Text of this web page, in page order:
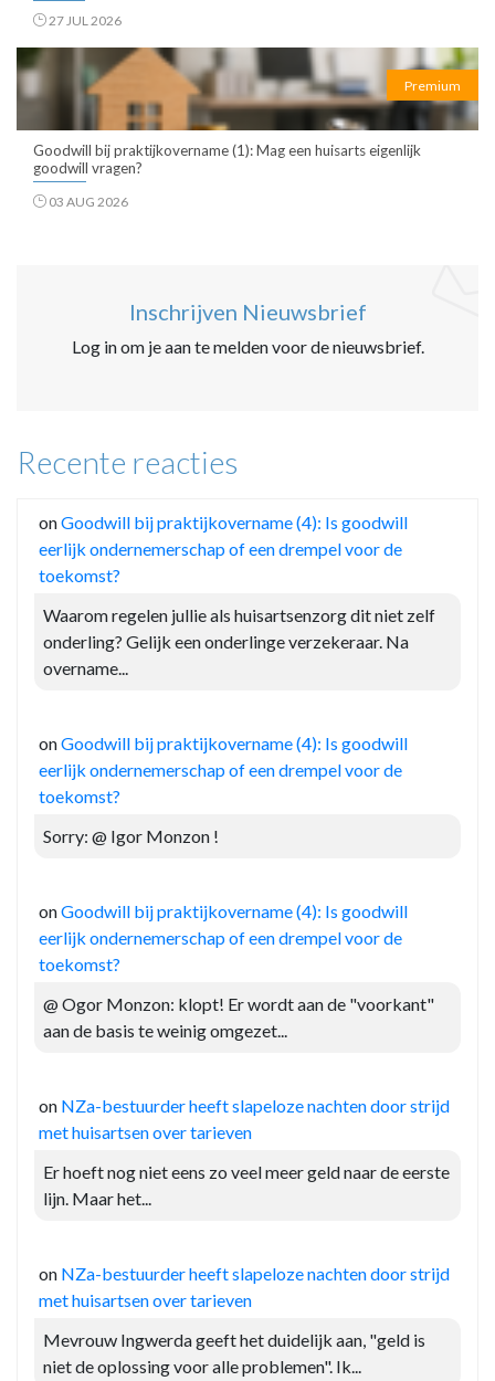
27 JUL 2026
Premium
Goodwill bij praktijkovername (1): Mag een huisarts eigenlijk
goodwill vragen?
03 AUG 2026
Inschrijven Nieuwsbrief
Log in om je aan te melden voor de nieuwsbrief.
Recente reacties
onGoodwill bij praktijkovername (4): Is goodwill
eerlijk ondernemerschap of een drempel voor de
toekomst?
Waarom regelen jullie als huisartsenzorg dit niet zelf
onderling? Gelijk een onderlinge verzekeraar. Na
overname...
onGoodwill bij praktijkovername (4): Is goodwill
eerlijk ondernemerschap of een drempel voor de
toekomst?
Sorry: @ Igor Monzon !
onGoodwill bij praktijkovername (4): Is goodwill
eerlijk ondernemerschap of een drempel voor de
toekomst?
@ Ogor Monzon: klopt! Er wordt aan de "voorkant"
aan de basis te weinig omgezet...
on NZa-bestuurder heeft slapeloze nachten door strijd
met huisartsen over tarieven
Er hoeft nog niet eens zo veel meer geld naar de eerste
lijn. Maar het...
on NZa-bestuurder heeft slapeloze nachten door strijd
met huisartsen over tarieven
Mevrouw Ingwerda geeft het duidelijk aan, "geld is
niet de oplossing voor alle problemen". Ik...